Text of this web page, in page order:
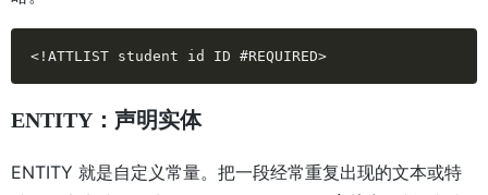
<!ATTLIST student id ID #REQUIRED>
ENTITY：声明实体
ENTITY 就是自定义常量。把一段经常重复出现的文本或特